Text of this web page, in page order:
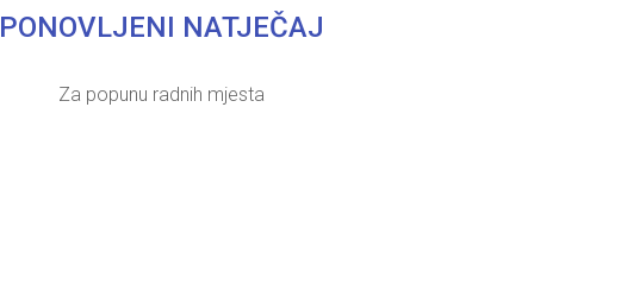
PONOVLJENI NATJEČAJ
Za popunu radnih mjesta